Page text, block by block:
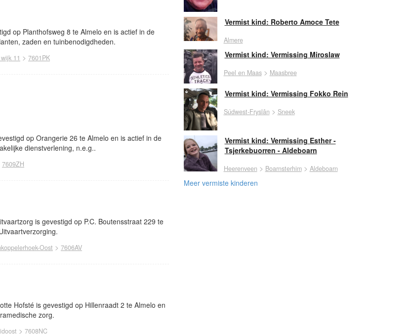
op Planthofsweg 8 te Almelo en is actief in de
zaden en tuinbenodigdheden.
11 > 7601PK
op Orangerie 26 te Almelo en is actief in de
dienstverlening, n.e.g..
7609ZH
is gevestigd op P.C. Boutensstraat 229 te
Oost > 7606AV
Hofsté is gevestigd op Hillenraadt 2 te Almelo en
zorg.
> 7608NC
Vermist kind: Roberto Amoce Tete
Almere
Vermist kind: Vermissing Miroslaw
Peel en Maas> Maasbree
Vermist kind: Vermissing Fokko Rein
Súdwest-Fryslân > Sneek
Vermist kind: Vermissing Esther -
Tsjerkebuorren - Aldeboarn
Heerenveen > Boarnsterhim> Aldeboarn
Meer vermiste kinderen